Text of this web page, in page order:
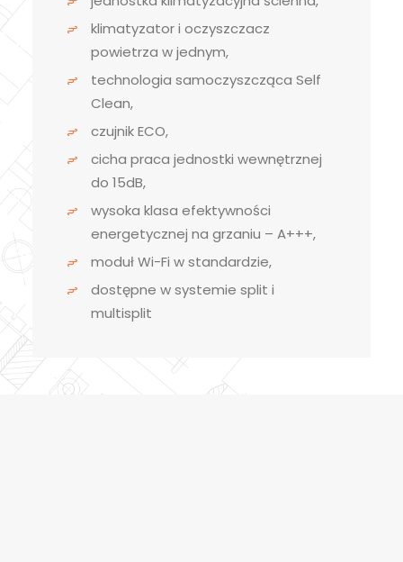
klimatyzator i oczyszczacz
powietrza w jednym,
technologia samoczyszcząca Self
Clean,
czujnik ECO,
cicha praca jednostki wewnętrznej
do 15dB,
wysoka klasa efektywności
energetycznej na grzaniu – A+++,
moduł Wi-Fi w standardzie,
dostępne w systemie split i
multisplit